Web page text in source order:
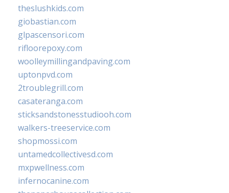
theslushkids.com
giobastian.com
glpascensori.com
rifloorepoxy.com
woolleymillingandpaving.com
uptonpvd.com
2troublegrill.com
casateranga.com
sticksandstonesstudiooh.com
walkers-treeservice.com
shopmossi.com
untamedcollectivesd.com
mxpwellness.com
infernocanine.com